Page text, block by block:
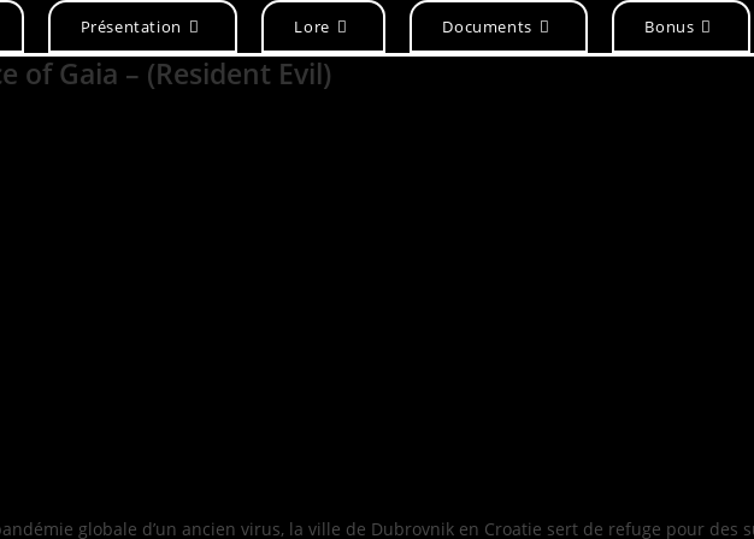
Présentation Lore Documents Bonus
of Gaia – (Resident Evil)
globale d’un ancien virus, la ville de Dubrovnik en Croatie sert de refuge pour des